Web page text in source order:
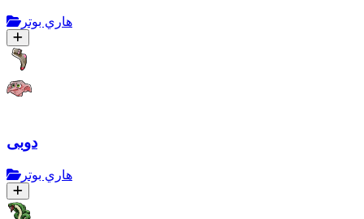
هاري بوتر
دوبى
هاري بوتر